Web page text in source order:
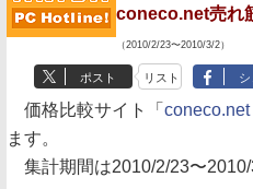
coneco.net売れ
（2010/2/23〜2010/3/2）
ポスト リスト シ
価格比較サイト「 coneco.net
ます。
集計期間は2010/2/23〜2010/